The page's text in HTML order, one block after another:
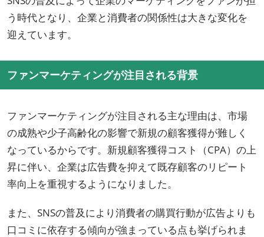
う時代となり、企業と消費者の関係性は大きな変化を
迎えています。
ファンマーケティングが注目される背景
ファンマーケティングが注目される主な理由は、市場
の成熟や少子高齢化の影響で新規の顧客獲得が難しく
なっているからです。新規顧客獲得コスト（CPA）の上
昇に伴い、企業は広告費を抑えて既存顧客のリピート
率向上を重視するようになりました。
また、SNSの普及により消費者の購買行動が広告よりも
口コミに依存する傾向が強まっている点も挙げられま